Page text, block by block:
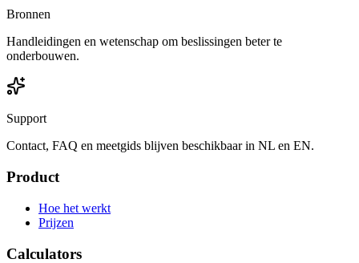
Bronnen
Handleidingen en wetenschap om beslissingen beter te
onderbouwen.
Support
Contact, FAQ en meetgids blijven beschikbaar in NL en EN.
Product
Hoe het werkt
Prijzen
Calculators